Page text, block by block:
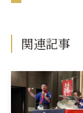
関連記事